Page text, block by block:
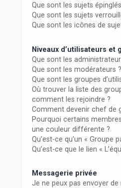
Que sont les sujets
Que sont les sujets
Que sont les icônes de
Niveaux d’utilisateurs et
Que sont les
Que sont les modérateurs ?
Que sont les groupes
Où trouver la liste des
comment les rejoindre ?
Comment devenir chef de
Pourquoi certains
une couleur différente ?
Qu’est-ce qu’un « Groupe
Qu’est-ce que le lien «
Messagerie privée
Je ne peux pas envoyer de